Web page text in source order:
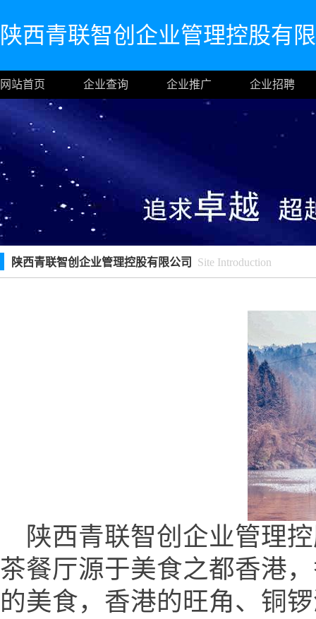
陕西青联智创企业管理控股有
网站首页 企业查询 企业推广 企业招聘
陕西青联智创企业管理控股有限公司 Site Introduction
陕西青联智创企业管理控
茶餐厅源于美食之都香港
的美食，香港的旺角、铜